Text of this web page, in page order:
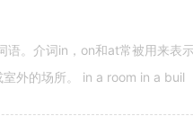
。介词in，on和at常被用来表
外的场所。 in a room in a buil